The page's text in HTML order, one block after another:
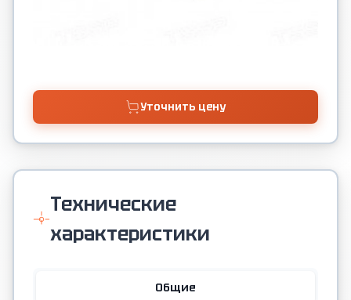
Уточнить цену
Технические
характеристики
Общие